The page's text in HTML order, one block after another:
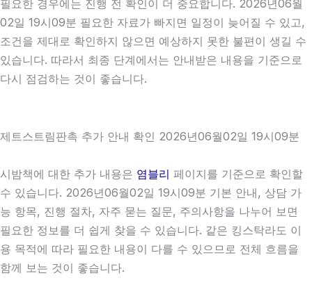
필요한 경우에는 진행 전 확인이 더 중요합니다. 2026년06월
02일 19시09분 필요한 자료가 빠지면 일정이 늦어질 수 있고,
조건을 제대로 확인하지 않으면 예상하지 못한 불편이 생길 수
있습니다. 따라서 최종 단계에서는 안내받은 내용을 기준으로
다시 점검하는 것이 좋습니다.
제트스트림판촉 추가 안내 확인 2026년06월02일 19시09분
시밤책에 대한 추가 내용은 염블리 페이지를 기준으로 확인할
수 있습니다. 2026년06월02일 19시09분 기본 안내, 상담 가
능 항목, 진행 절차, 자주 묻는 질문, 주의사항을 나누어 보면
필요한 정보를 더 쉽게 찾을 수 있습니다. 같은 킹스탁라도 이
용 목적에 따라 필요한 내용이 다를 수 있으므로 전체 흐름을
함께 보는 것이 좋습니다.